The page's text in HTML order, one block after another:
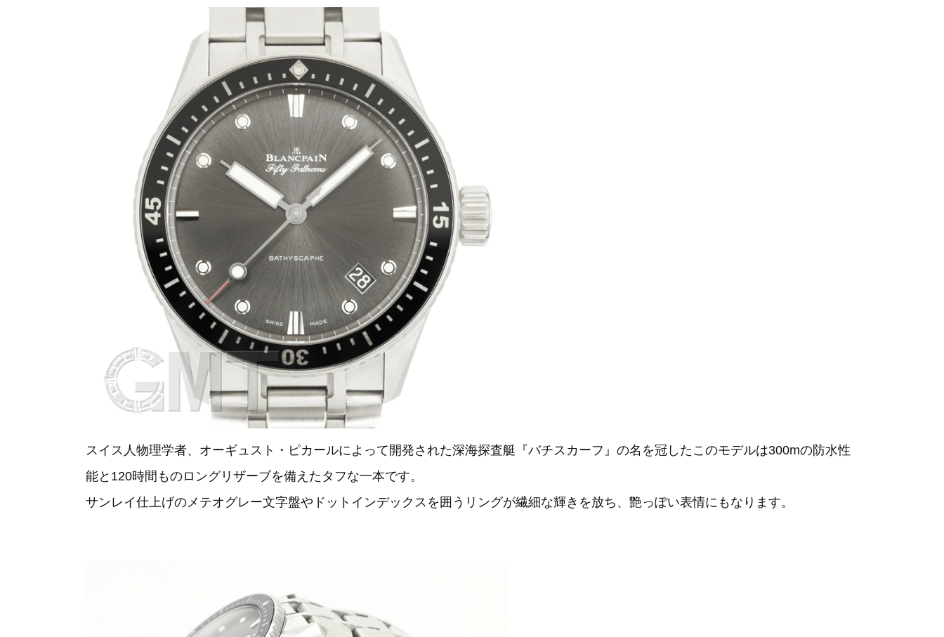
スイス人物理学者、オーギュスト・ピカールによって開発された深海探査艇『バチスカーフ』の名を冠したこのモデルは300mの防水性
能と120時間ものロングリザーブを備えたタフな一本です。
サンレイ仕上げのメテオグレー文字盤やドットインデックスを囲うリングが繊細な輝きを放ち、艶っぽい表情にもなります。